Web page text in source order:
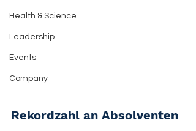
Health & Science
Leadership
Events
Company
Rekordzahl an Absolventen